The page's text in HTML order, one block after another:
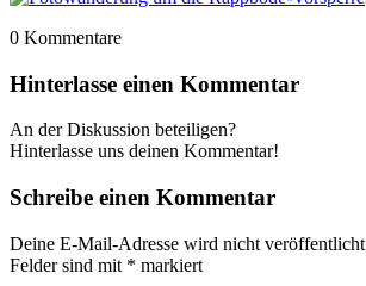
0 Kommentare
Hinterlasse einen Kommentar
An der Diskussion beteiligen?
Hinterlasse uns deinen Kommentar!
Schreibe einen Kommentar
Deine E-Mail-Adresse wird nicht
Felder sind mit * markiert